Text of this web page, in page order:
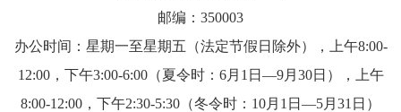
邮编：350003
办公时间：星期一至星期五（法定节假日除外），上午8:00-
12:00，下午3:00-6:00（夏令时：6月1日—9月30日），上午
8:00-12:00，下午2:30-5:30（冬令时：10月1日—5月31日）